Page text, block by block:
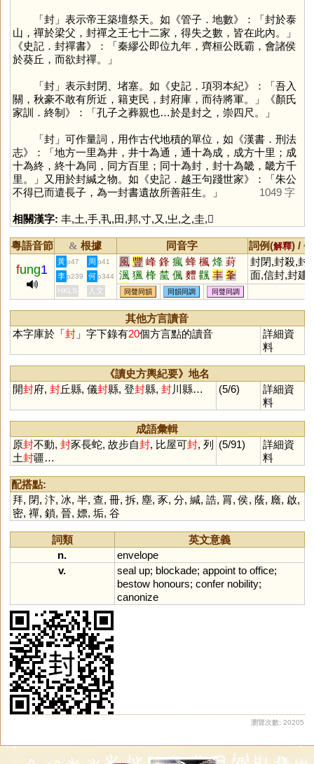
「封」表示帝王築壇祭天。如《管子．地數》：「封於泰
山，禪於梁父，封禪之王七十二家，得失之數，皆在此內。」
《史記．封禪書》：「秦繆公即位九年，齊桓公既霸，會諸侯
於葵丘，而欲封禪。」
「封」表示封閉、堵塞。如《史記．項羽本紀》：「吾入
關，秋豪不敢有所近，籍吏民，封府庫，而待將軍。」《顏氏
家訓．終制》：「孔子之葬親也…於是封之，崇四尺。」
「封」可作量詞，用作古代地積的單位，如《漢書．刑法
志》：「地方一里為井，井十為通，通十為成，成方十里；成
十為終，終十為同，同方百里；同十為封，封十為畿，畿方千
里。」又用於封緘之物。如《史記．越王句踐世家》：「朱公
不得已而遣長子，為一封書遺故所善莊生。」
1049 字
相關漢字: 丰,土,手,丮,田,邦,寸,又,㞢,之,圭,𡉘
粵語音節 & 根據 同音字 詞例(解釋) /
fung1
黃 p47 周 p41 風 豐 峰 鋒 瘋 蜂 楓 烽 葑
渢 猦 桻 檒 偑 麷 飌 丰 夆
妦 崶 蘴 犎 酆 灃
封閉,封殺,封
面,信封,封建
李 p239 何 p344
HKLS 人文 同聲同韻 同韻同調 同聲同調
其他方言讀音
本字庫於「封」字下錄有20個方言點的讀音
詳細資
料
《讀史方輿紀要》地名
開封府, 封丘縣, 儀封縣, 登封縣, 封川縣… (5/6)
詳細資
料
成語彙輯
原封不動, 封豕長蛇, 故步自封, 比屋可封, 列
土封疆…
(5/91)
詳細資
料
配搭點:
拜, 閉, 汴, 冰, 半, 查, 冊, 拆, 塵, 豕, 分, 緘, 誥, 罥,侯, 蔭, 廕, 啟,
密, 禪, 鎖, 晉, 嫖, 垢, 谷
詞類
英文意義
n.
envelope
v.
seal up; blockade; appoint to office;
bestow honours; confer nobility;
canonize
瀏覽次數: 20205